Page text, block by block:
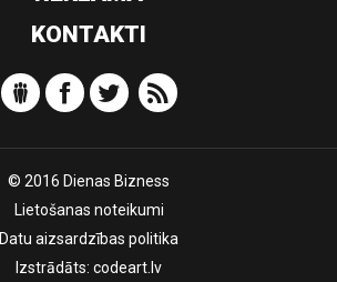
KONTAKTI
© 2016 Dienas Bizness
Lietošanas noteikumi
Datu aizsardzības politika
Izstrādāts: codeart.lv